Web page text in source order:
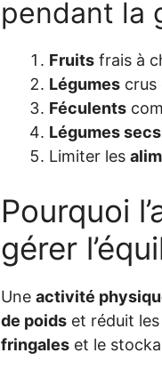
pendant la
Fruits frais à
Légumes crus
Féculents
Légumes secs
Limiter les
Pourquoi
gérer
Une activité
de poids et réduit
fringales et le